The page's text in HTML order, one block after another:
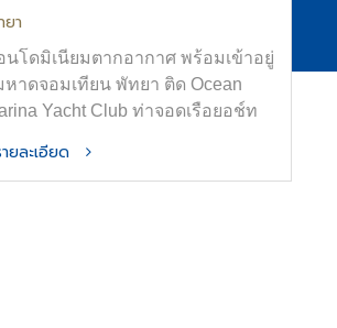
า
นโดมิเนียมตากอากาศ พร้อมเข้าอยู่
หาดจอมเทียน พัทยา ติด Ocean
Yacht Club ท่าจอดเรือยอช์ท
ยละเอียด